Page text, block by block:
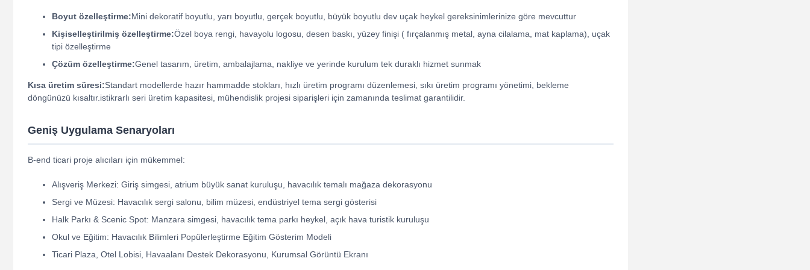
Boyut özelleştirme:Mini dekoratif boyutlu, yarı boyutlu, gerçek boyutlu, büyük boyutlu dev uçak heykel gereksinimlerinize göre mevcuttur
Kişiselleştirilmiş özelleştirme:Özel boya rengi, havayolu logosu, desen baskı, yüzey finişi ( fırçalanmış metal, ayna cilalama, mat kaplama), uçak
tipi özelleştirme
Çözüm özelleştirme:Genel tasarım, üretim, ambalajlama, nakliye ve yerinde kurulum tek duraklı hizmet sunmak
Kısa üretim süresi:Standart modellerde hazır hammadde stokları, hızlı üretim programı düzenlemesi, sıkı üretim programı yönetimi, bekleme
döngünüzü kısaltır.istikrarlı seri üretim kapasitesi, mühendislik projesi siparişleri için zamanında teslimat garantilidir.
Geniş Uygulama Senaryoları
B-end ticari proje alıcıları için mükemmel:
Alışveriş Merkezi: Giriş simgesi, atrium büyük sanat kuruluşu, havacılık temalı mağaza dekorasyonu
Sergi ve Müzesi: Havacılık sergi salonu, bilim müzesi, endüstriyel tema sergi gösterisi
Halk Parkı & Scenic Spot: Manzara simgesi, havacılık tema parkı heykel, açık hava turistik kuruluşu
Okul ve Eğitim: Havacılık Bilimleri Popülerleştirme Eğitim Gösterim Modeli
Ticari Plaza, Otel Lobisi, Havaalanı Destek Dekorasyonu, Kurumsal Görüntü Ekranı